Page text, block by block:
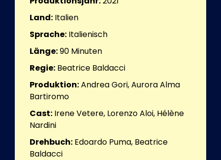
Land: Italien
Sprache: Italienisch
Länge:90 Minuten
Regie: Beatrice Baldacci
Produktion:Andrea Gori, Aurora Alma
Bartiromo
Cast: Irene Vetere, Lorenzo Aloi, Hélène
Nardini
Drehbuch: Edoardo Puma, Beatrice
Baldacci